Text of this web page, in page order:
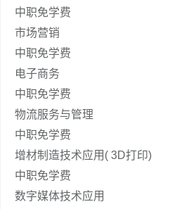
中职免学费
市场营销
中职免学费
电子商务
中职免学费
物流服务与管理
中职免学费
增材制造技术应用( 3D打印)
中职免学费
数字媒体技术应用